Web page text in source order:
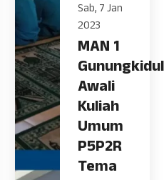
Sab, 7 Jan
2023
MAN 1
Gunungkidul
Awali
Kuliah
Umum
P5P2R
Tema